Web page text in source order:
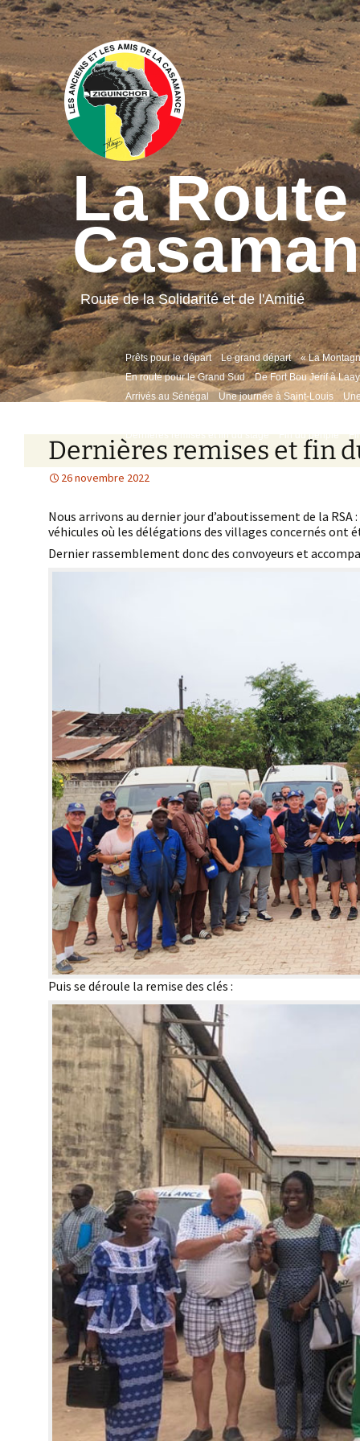
La
Route de la Solidarité et de l'Amitié
Prêts pour le départ Le grand départ
« La
En route pour le Grand Sud
De Fort Bou Jerif à
Arrivés au Sénégal
Une journée à Saint-Louis
Dernières remises et fin du stage
Fin du périple
Dernières remises et fin
26 novembre 2022
Nous arrivons au dernier jour d’aboutissement de la
véhicules où les délégations des villages concernés ont
Dernier rassemblement donc des convoyeurs et
Puis se déroule la remise des clés :